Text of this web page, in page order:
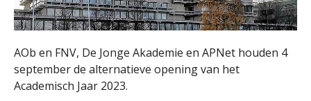
AOb en FNV, De Jonge Akademie en APNet houden 4
september de alternatieve opening van het
Academisch Jaar 2023.